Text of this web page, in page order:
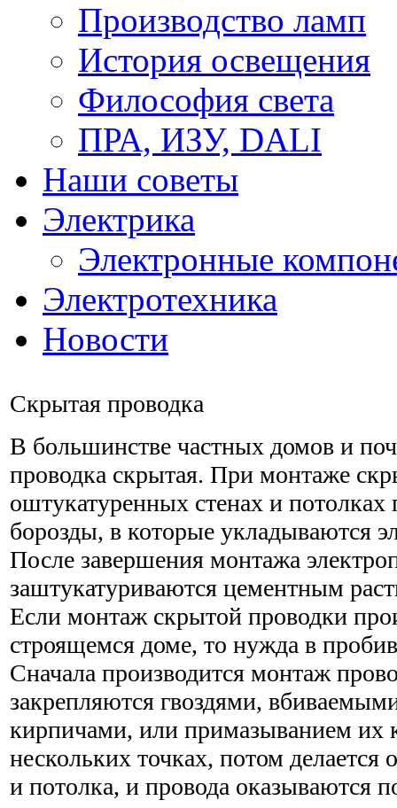
Производство ламп
История освещения
Философия света
ПРА, ИЗУ, DALI
Наши советы
Электрика
Электронные
Электротехника
Новости
Скрытая проводка
В большинстве частных домов и
проводка скрытая. При монтаже
оштукатуренных стенах и потолках
борозды, в которые укладываются
После завершения монтажа
заштукатуриваются цементным
Если монтаж скрытой проводки
строящемся доме, то нужда в
Сначала производится монтаж
закрепляются гвоздями,
кирпичами, или примазыванием их
нескольких точках, потом делается
и потолка, и провода оказываются